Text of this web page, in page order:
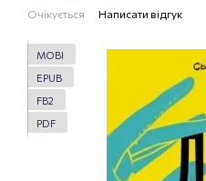
Очікується Написати відгук
MOBI
EPUB
FB2
PDF